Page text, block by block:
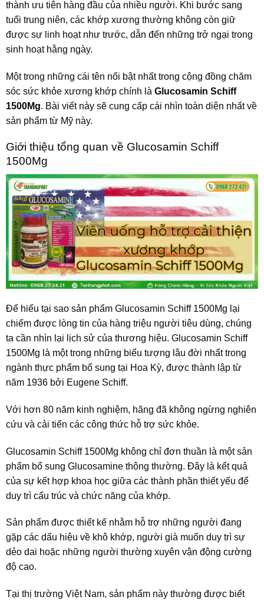
thành ưu tiên hàng đầu của nhiều người. Khi bước sang
tuổi trung niên, các khớp xương thường không còn giữ
được sự linh hoạt như trước, dẫn đến những trở ngại trong
sinh hoạt hằng ngày.
Một trong những cái tên nổi bật nhất trong cộng đồng chăm
sóc sức khỏe xương khớp chính là Glucosamin Schiff
1500Mg. Bài viết này sẽ cung cấp cái nhìn toàn diện nhất về
sản phẩm từ Mỹ này.
Giới thiệu tổng quan về Glucosamin Schiff
1500Mg
Để hiểu tại sao sản phẩm Glucosamin Schiff 1500Mg lại
chiếm được lòng tin của hàng triệu người tiêu dùng, chúng
ta cần nhìn lại lịch sử của thương hiệu. Glucosamin Schiff
1500Mg là một trong những biểu tượng lâu đời nhất trong
ngành thực phẩm bổ sung tại Hoa Kỳ, được thành lập từ
năm 1936 bởi Eugene Schiff.
Với hơn 80 năm kinh nghiệm, hãng đã không ngừng nghiên
cứu và cải tiến các công thức hỗ trợ sức khỏe.
Glucosamin Schiff 1500Mg không chỉ đơn thuần là một sản
phẩm bổ sung Glucosamine thông thường. Đây là kết quả
của sự kết hợp khoa học giữa các thành phần thiết yếu để
duy trì cấu trúc và chức năng của khớp.
Sản phẩm được thiết kế nhằm hỗ trợ những người đang
gặp các dấu hiệu về khô khớp, người già muốn duy trì sự
dẻo dai hoặc những người thường xuyên vận động cường
độ cao.
Tại thị trường Việt Nam, sản phẩm này thường được biết